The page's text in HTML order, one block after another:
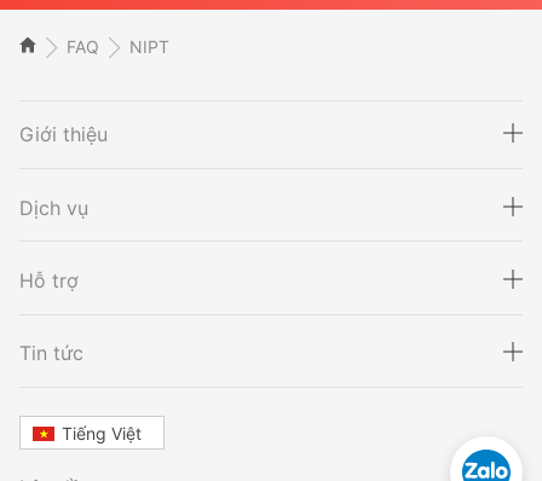
Xét nghiệm khai sinh
FAQ NIPT
Giới thiệu
Dịch vụ
Hỗ trợ
Tin tức
Tiếng Việt